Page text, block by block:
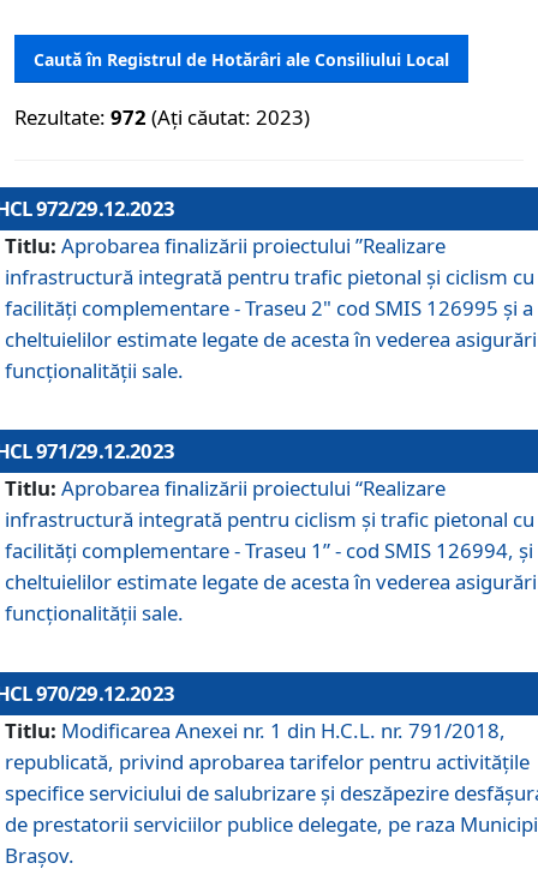
Caută în Registrul de Hotărâri ale Consiliului Local
Rezultate: 972 (Ați căutat: 2023)
972/29.12.2023
Titlu: Aprobarea finalizării proiectului ”Realizare
infrastructură integrată pentru trafic pietonal și ciclism cu
facilități complementare - Traseu 2" cod SMIS 126995 și a
cheltuielilor estimate legate de acesta în vederea
funcționalității sale.
971/29.12.2023
Titlu: Aprobarea finalizării proiectului “Realizare
infrastructură integrată pentru ciclism şi trafic pietonal cu
facilităţi complementare - Traseu 1” - cod SMIS 126994, și
cheltuielilor estimate legate de acesta în vederea
funcționalității sale.
970/29.12.2023
Titlu: Modificarea Anexei nr. 1 din H.C.L. nr. 791/2018,
republicată, privind aprobarea tarifelor pentru activitățile
specifice serviciului de salubrizare și deszăpezire
de prestatorii serviciilor publice delegate, pe raza
Brașov.